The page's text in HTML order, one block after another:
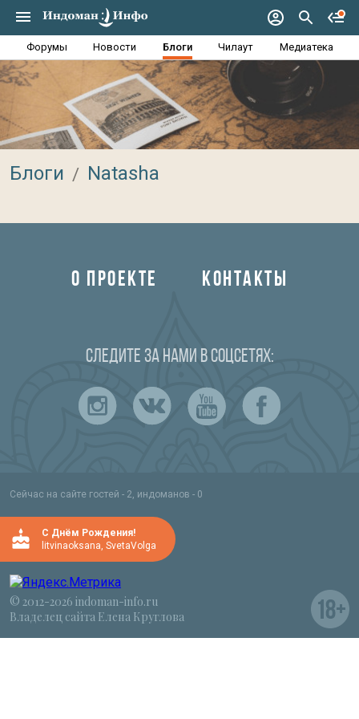
Форумы Новости Блоги Чилаут Медиатека
Блоги Natasha
О ПРОЕКТЕ КОНТАКТЫ
Следите за нами в соцсетях:
Сейчас на сайте гостей - 2, индоманов - 0
C Днём Рождения!
litvinaoksana, SvetaVolga
© 2012-2026 indoman-info.ru
Владелец сайта Елена Круглова